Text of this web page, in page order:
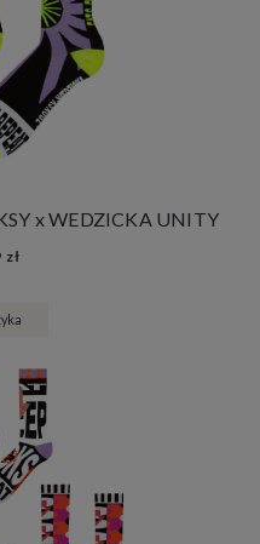
x WEDZICKA UNITY